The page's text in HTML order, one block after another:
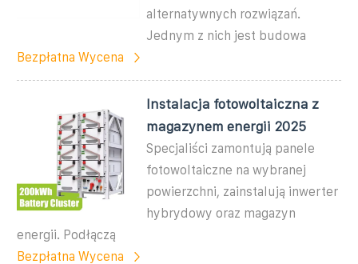
alternatywnych rozwiązań.
Jednym z nich jest budowa
Bezpłatna Wycena
Instalacja fotowoltaiczna z
magazynem energii 2025
Specjaliści zamontują panele
fotowoltaiczne na wybranej
powierzchni, zainstalują inwerter
hybrydowy oraz magazyn
energii. Podłączą
Bezpłatna Wycena